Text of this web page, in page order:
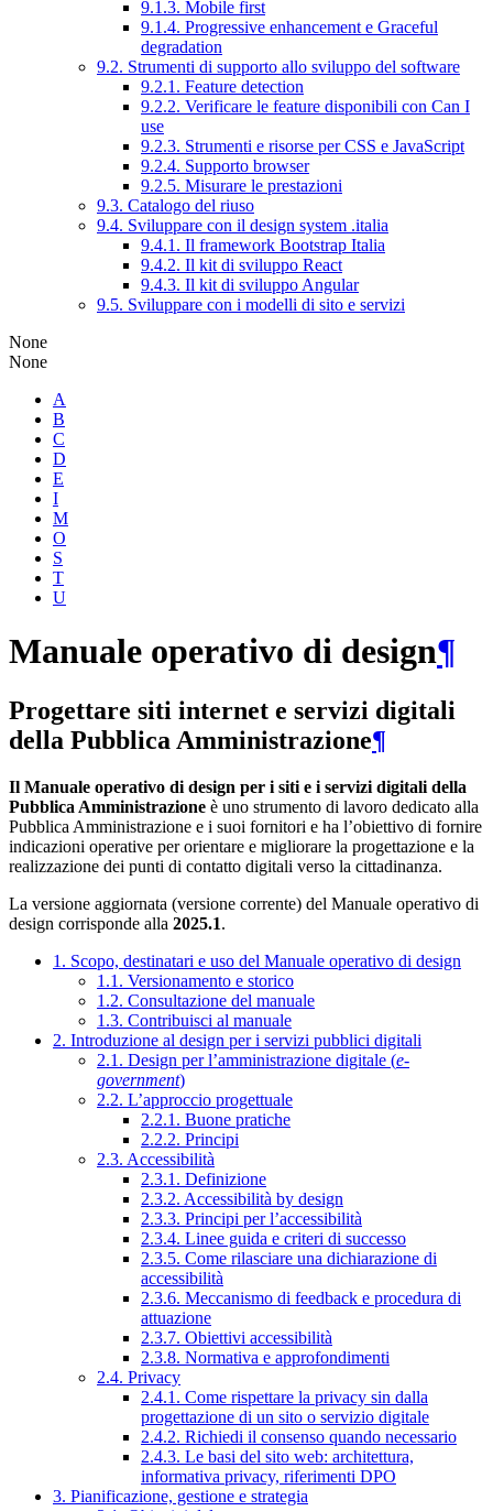
9.1.3. Mobile first
9.1.4. Progressive enhancement e Graceful
degradation
9.2. Strumenti di supporto allo sviluppo del software
9.2.1. Feature detection
9.2.2. Verificare le feature disponibili con Can I
use
9.2.3. Strumenti e risorse per CSS e JavaScript
9.2.4. Supporto browser
9.2.5. Misurare le prestazioni
9.3. Catalogo del riuso
9.4. Sviluppare con il design system .italia
9.4.1. Il framework Bootstrap Italia
9.4.2. Il kit di sviluppo React
9.4.3. Il kit di sviluppo Angular
9.5. Sviluppare con i modelli di sito e servizi
None
None
A
B
C
D
E
I
M
O
S
T
U
Manuale operativo di design¶
Progettare siti internet e servizi digitali
della Pubblica Amministrazione¶
Il Manuale operativo di design per i siti e i servizi digitali della
Pubblica Amministrazione è uno strumento di lavoro dedicato alla
Pubblica Amministrazione e i suoi fornitori e ha l’obiettivo di fornire
indicazioni operative per orientare e migliorare la progettazione e la
realizzazione dei punti di contatto digitali verso la cittadinanza.
La versione aggiornata (versione corrente) del Manuale operativo di
design corrisponde alla 2025.1.
1. Scopo, destinatari e uso del Manuale operativo di design
1.1. Versionamento e storico
1.2. Consultazione del manuale
1.3. Contribuisci al manuale
2. Introduzione al design per i servizi pubblici digitali
2.1. Design per l’amministrazione digitale (e-
government)
2.2. L’approccio progettuale
2.2.1. Buone pratiche
2.2.2. Principi
2.3. Accessibilità
2.3.1. Definizione
2.3.2. Accessibilità by design
2.3.3. Principi per l’accessibilità
2.3.4. Linee guida e criteri di successo
2.3.5. Come rilasciare una dichiarazione di
accessibilità
2.3.6. Meccanismo di feedback e procedura di
attuazione
2.3.7. Obiettivi accessibilità
2.3.8. Normativa e approfondimenti
2.4. Privacy
2.4.1. Come rispettare la privacy sin dalla
progettazione di un sito o servizio digitale
2.4.2. Richiedi il consenso quando necessario
2.4.3. Le basi del sito web: architettura,
informativa privacy, riferimenti DPO
3. Pianificazione, gestione e strategia